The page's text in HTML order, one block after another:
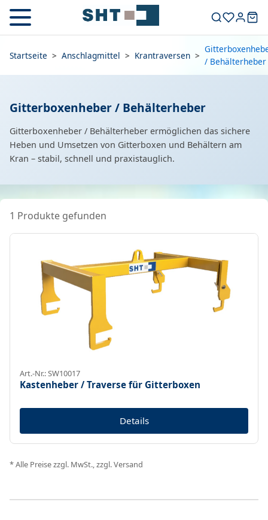
Startseite > Anschlagmittel > Krantraversen >
/ Behälterheber
Gitterboxenheber / Behälterheber
Gitterboxenheber / Behälterheber ermöglichen das sichere
Heben und Umsetzen von Gitterboxen und Behältern am
Kran – stabil, schnell und praxistauglich.
1 Produkte gefunden
Art.-Nr.: SW10017
Kastenheber / Traverse für Gitterboxen
Details
* Alle Preise zzgl. MwSt., zzgl. Versand